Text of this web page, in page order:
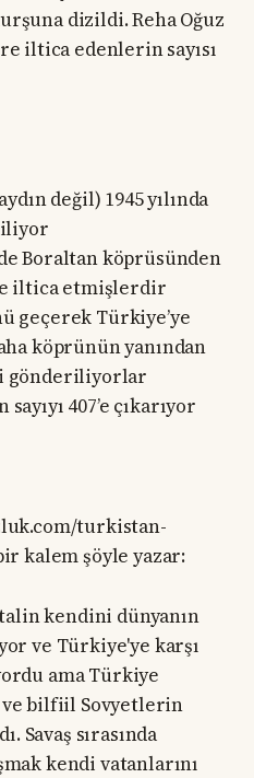
dizildi. Reha Oğuz
iltica edenlerin sayısı
değil) 1945 yılında
Boraltan köprüsünden
iltica etmişlerdir
geçerek Türkiye’ye
köprünün yanından
gönderiliyorlar
407’e çıkarıyor
turkistan-
kalem şöyle yazar:
kendini dünyanın
ve Türkiye'ye karşı
ama Türkiye
ve bilfiil Sovyetlerin
Savaş sırasında
kendi vatanlarını